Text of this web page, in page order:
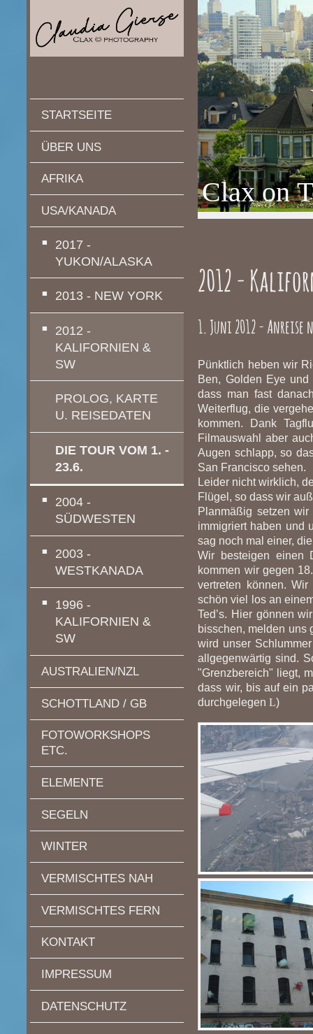
STARTSEITE
ÜBER UNS
AFRIKA
USA/KANADA
2017 -
YUKON/ALASKA
2013 - NEW YORK
2012 -
KALIFORNIEN &
SW
PROLOG, KARTE
U. REISEDATEN
DIE TOUR VOM 1. -
23.6.
2004 -
SÜDWESTEN
2003 -
WESTKANADA
1996 -
KALIFORNIEN &
SW
AUSTRALIEN/NZL
SCHOTTLAND / GB
FOTOWORKSHOPS
ETC.
ELEMENTE
SEGELN
WINTER
VERMISCHTES NAH
VERMISCHTES FERN
KONTAKT
IMPRESSUM
DATENSCHUTZ
Clax on
2012 -
1. Juni 2012 - Anreise
Pünktlich heben wir
Ben, Golden Eye
dass man fast
Weiterflug, die
kommen. Dank
Filmauswahl aber
Augen schlapp, so
San Francisco sehen.
Leider nicht wirklich,
Flügel, so dass wir
Planmäßig setzen
immigriert haben und
sag noch mal einer,
Wir besteigen einen
kommen wir gegen
vertreten können.
schön viel los an
Ted’s. Hier gönnen
bisschen, melden uns
wird unser
allgegenwärtig sind.
"Grenzbereich" liegt,
dass wir, bis auf ein
durchgelegen L)